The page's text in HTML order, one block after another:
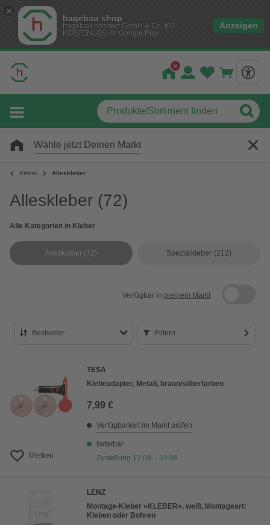
hagebau shop
hagebau connect GmbH & Co. KG
KOSTENLOS- In Google Play
Anzeigen
Wähle jetzt Deinen Markt
Kleber Alleskleber
Alleskleber (72)
Alle Kategorien in Kleber
Alleskleber (72) Spezialkleber (212)
Verfügbar in meinem Markt
Bestseller
Preis aufsteigend
Preis absteigend
Filtern
Merken
TESA
Klebeadapter, Metall, braun/silberfarben
7,99 €
Verfügbarkeit im Markt prüfen
lieferbar
Zustellung 12.08. - 14.08.
LENZ
Montage-Kleber »KLEBER«, weiß, Montageart:
Kleben oder Bohren